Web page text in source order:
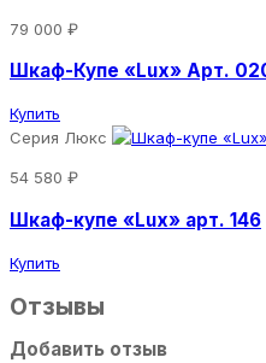
79 000 ₽
Шкаф-Купе «Lux» Арт.
Купить
Серия Люкс
54 580 ₽
Шкаф-купе «Lux» арт. 146
Купить
Отзывы
Добавить отзыв